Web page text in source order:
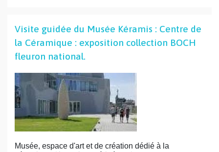
Visite guidée du Musée Kéramis : Centre de
la Céramique : exposition collection BOCH
fleuron national.
Musée, espace d'art et de création dédié à la